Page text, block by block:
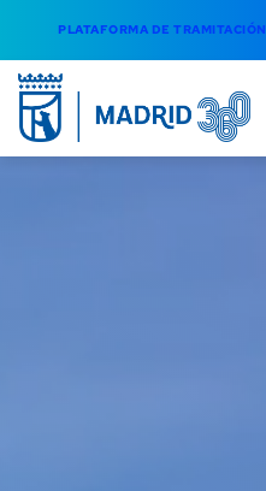
PLATAFORMA DE TRAMITACIÓN